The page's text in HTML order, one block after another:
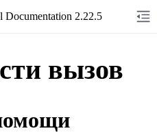
Documentation 2.22.5
вызов